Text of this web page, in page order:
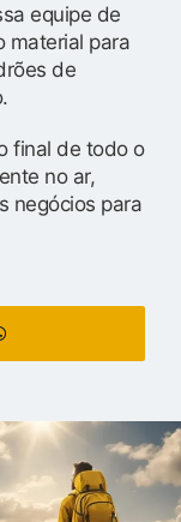
equipe de
material para
de
final de todo o
no ar,
negócios para